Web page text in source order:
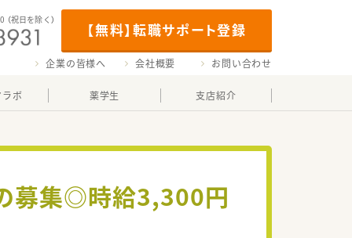
【無料】転職サポート登録
（祝日を除く）
企業の皆様へ 会社概要 お問い合わせ
ボ 薬学生 支店紹介
募集◎時給3,300円